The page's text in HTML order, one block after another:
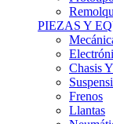
PIEZAS Y
Chasis
Frenos
Llantas